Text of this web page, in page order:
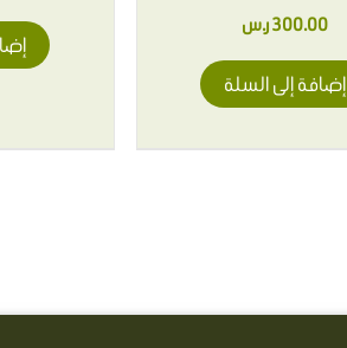
300.00ر.س
إضافة إلى السلة